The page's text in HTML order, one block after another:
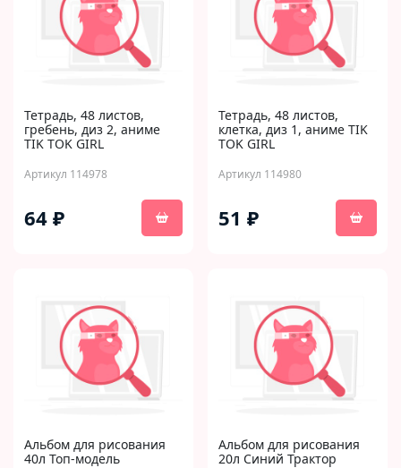
Тетрадь, 48 листов,
гребень, диз 2, аниме
TIK TOK GIRL
Артикул 114978
64 ₽
Тетрадь, 48 листов,
клетка, диз 1, аниме TIK
TOK GIRL
Артикул 114980
51 ₽
Альбом для рисования
40л Топ-модель
Альбом для рисования
20л Синий Трактор